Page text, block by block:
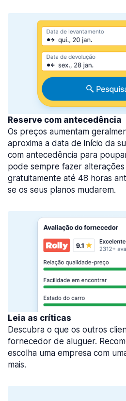
Reserve com antecedência
Os preços aumentam
aproxima a data de início da
com antecedência para
pode sempre fazer
gratuitamente até 48 horas
se os seus planos mudarem.
Leia as críticas
Descubra o que os outros
fornecedor de aluguer.
escolha uma empresa com
mais.